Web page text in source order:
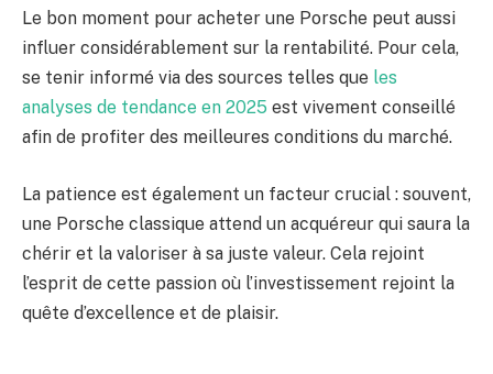
Le bon moment pour acheter une Porsche peut aussi
influer considérablement sur la rentabilité. Pour cela,
se tenir informé via des sources telles que les
analyses de tendance en 2025 est vivement conseillé
afin de profiter des meilleures conditions du marché.
La patience est également un facteur crucial : souvent,
une Porsche classique attend un acquéreur qui saura la
chérir et la valoriser à sa juste valeur. Cela rejoint
l’esprit de cette passion où l’investissement rejoint la
quête d’excellence et de plaisir.